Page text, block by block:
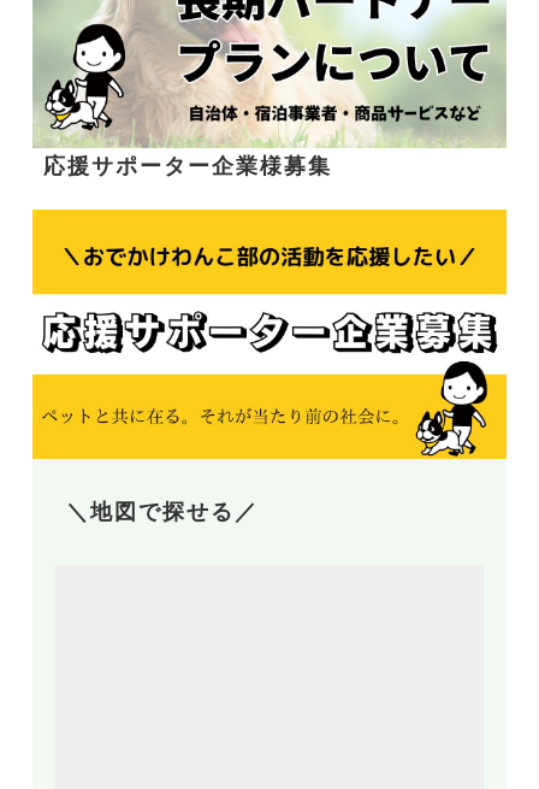
応援サポーター企業様募集
＼地図で探せる／